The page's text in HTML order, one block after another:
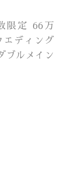
限定 66万
ディング
ブルメイン